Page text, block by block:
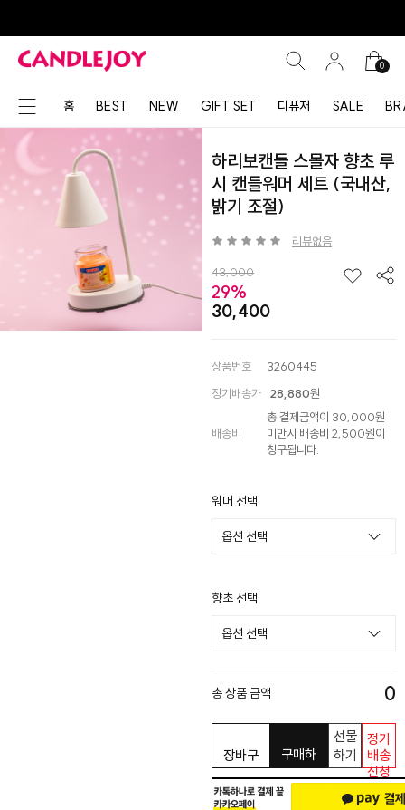
0
홈 BEST NEW GIFT SET 디퓨저 SALE
하리보캔들 스몰자 향초 루
시 캔들워머 세트 (국내산,
밝기 조절)
리뷰없음
43,000
29%
30,400
상품번호
3260445
정기배송가
28,880원
배송비
총 결제금액이 30,000원
미만시 배송비 2,500원이
청구됩니다.
워머 선택
향초 선택
총 상품 금액 0
장바구
니
구매하
선물
하기
정기
배송
신청